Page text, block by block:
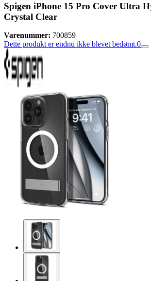
Spigen iPhone 15 Pro Cover Ultra
Crystal Clear
Varenummer: 700859
Dette produkt er endnu ikke blevet bedømt.0